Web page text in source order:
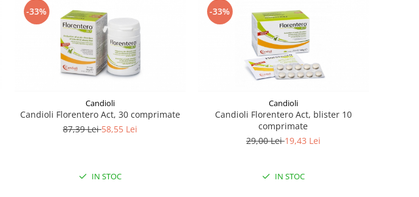
-33%
Candioli
Candioli Florentero Act, 30 comprimate
87,39 Lei58,55 Lei
IN STOC
-33%
Candioli
Candioli Florentero Act, blister 10
comprimate
29,00 Lei19,43 Lei
IN STOC